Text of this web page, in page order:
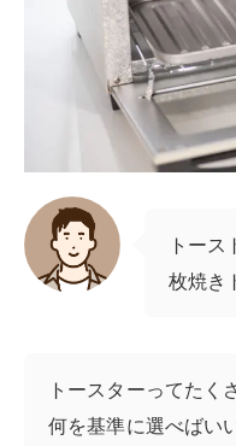
トー
枚焼き
トースターってたく
何を基準に選べばい